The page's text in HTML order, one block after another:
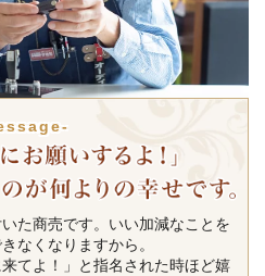
た商売です。いい加減なことを
なくなりますから。
てよ！」と指名された時ほど嬉